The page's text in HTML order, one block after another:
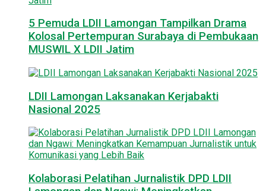
5 Pemuda LDII Lamongan Tampilkan Drama
Kolosal Pertempuran Surabaya di Pembukaan
MUSWIL X LDII Jatim
LDII Lamongan Laksanakan Kerjabakti
Nasional 2025
Kolaborasi Pelatihan Jurnalistik DPD LDII